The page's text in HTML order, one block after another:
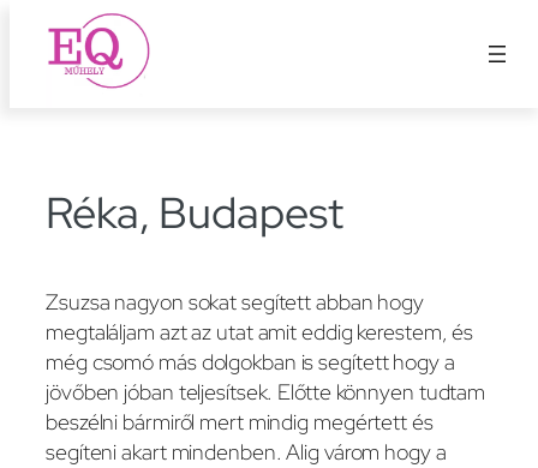
Ugrás
Réka, Budapest
Zsuzsa nagyon sokat segített abban hogy
megtaláljam azt az utat amit eddig kerestem, és
még csomó más dolgokban is segített hogy a
jövőben jóban teljesítsek. Előtte könnyen tudtam
beszélni bármiről mert mindig megértett és
segíteni akart mindenben. Alig várom hogy a